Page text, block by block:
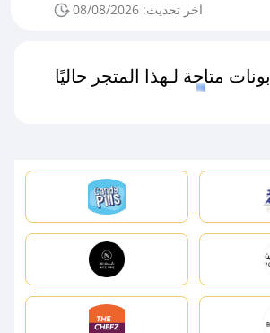
اخر تحديث: 08/08/2026